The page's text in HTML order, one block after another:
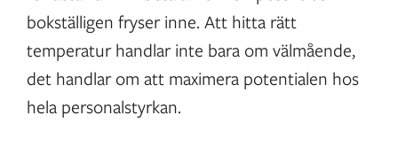
bokställigen fryser inne. Att hitta rätt
temperatur handlar inte bara om välmående,
det handlar om att maximera potentialen hos
hela personalstyrkan.